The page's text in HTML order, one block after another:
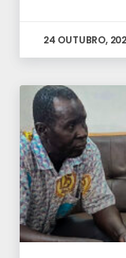
24 OUTUBRO,